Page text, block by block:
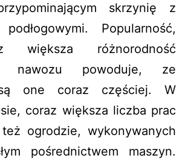
skrzynię z
Popularność,
większa różnorodność
nawozu powoduje, ze
one coraz częściej. W
coraz większa liczba prac
ogrodzie, wykonywanych
pośrednictwem maszyn.